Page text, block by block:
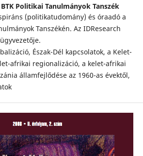
BTK Politikai Tanulmányok Tanszék
(politikatudomány) és óraadó a
Tanszékén. Az IDResearch
Észak-Dél kapcsolatok, a Kelet-
afrikai regionalizáció, a kelet-afrikai
államfejlődése az 1960-as évektől,